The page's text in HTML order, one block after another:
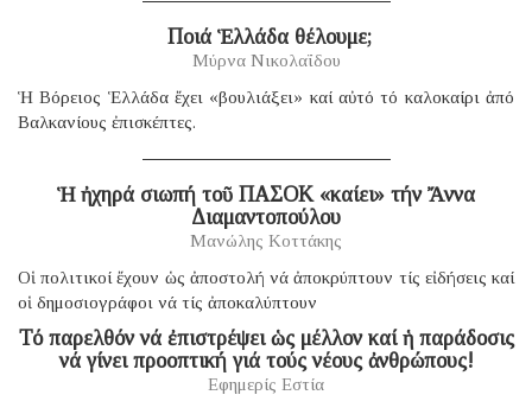
​ Ποιά Ἑλλάδα θέλουμε;
Μύρνα Νικολαΐδου
Ἡ Βόρειος Ἑλλάδα ἔχει «βουλιάξει» καί αὐτό τό καλοκαίρι ἀπό
Βαλκανίους ἐπισκέπτες.
Ἡ ἠχηρά σιωπή τοῦ ΠΑΣΟΚ «καίει» τήν Ἄννα
Διαμαντοπούλου
Μανώλης Κοττάκης
Οἱ πολιτικοί ἔχουν ὡς ἀποστολή νά ἀποκρύπτουν τίς εἰδήσεις καί
οἱ δημοσιογράφοι νά τίς ἀποκαλύπτουν
Τό παρελθόν νά ἐπιστρέψει ὡς μέλλον καί ἡ παράδοσις
νά γίνει προοπτική γιά τούς νέους ἀνθρώπους!
Εφημερίς Εστία